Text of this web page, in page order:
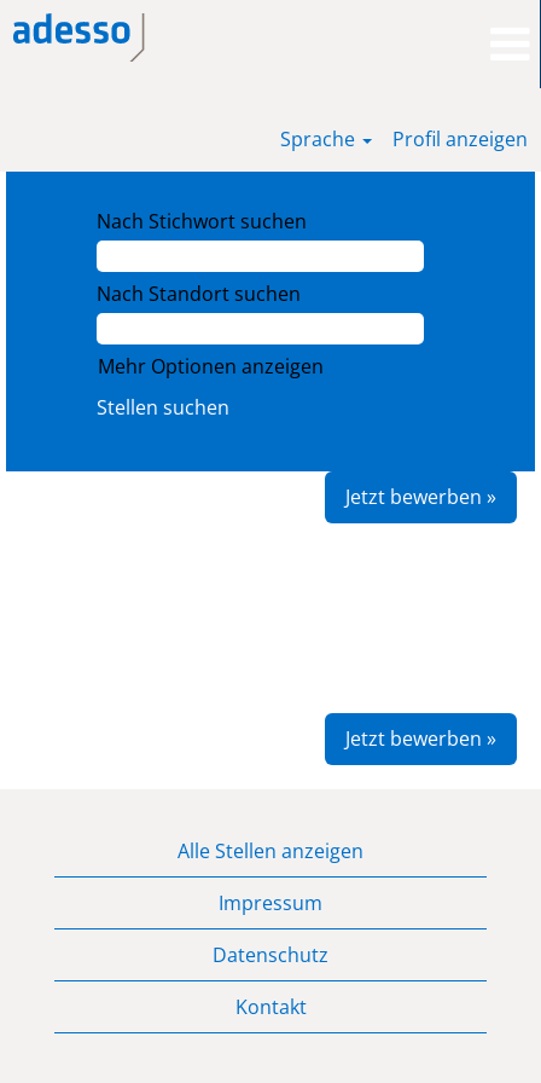
Sprache Profil anzeigen
Nach Stichwort suchen
Nach Standort suchen
Mehr Optionen anzeigen
Jetzt bewerben »
Jetzt bewerben »
Alle Stellen anzeigen
Impressum
Datenschutz
Kontakt